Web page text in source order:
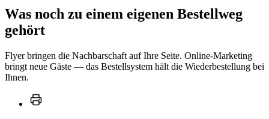
Was noch zu einem eigenen Bestellweg
gehört
Flyer bringen die Nachbarschaft auf Ihre Seite. Online-Marketing
bringt neue Gäste — das Bestellsystem hält die Wiederbestellung bei
Ihnen.